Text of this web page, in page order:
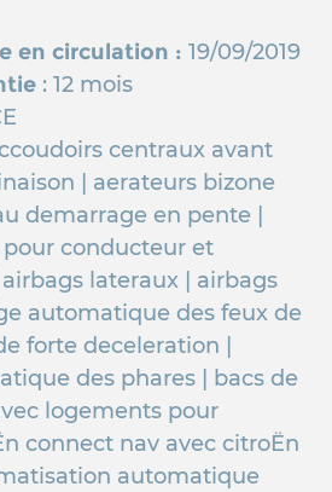
en circulation :19/09/2019
: 12 mois
centraux avant
| aerateurs bizone
demarrage en pente |
conducteur et
lateraux | airbags
automatique des feux de
forte deceleration |
des phares | bacs de
logements pour
connect nav avec citroËn
automatique